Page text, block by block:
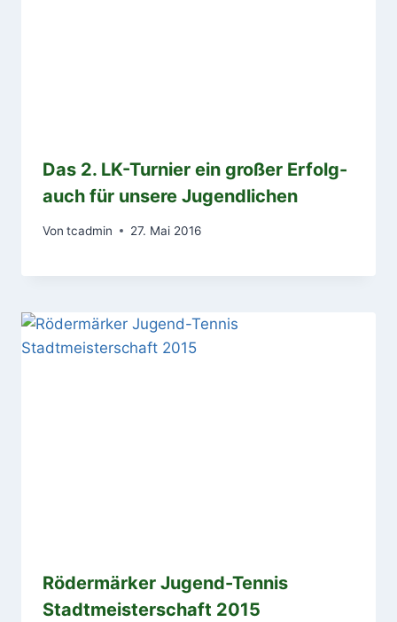
Das 2. LK-Turnier ein großer Erfolg-
auch für unsere Jugendlichen
Von tcadmin 27. Mai 2016
Rödermärker Jugend-Tennis
Stadtmeisterschaft 2015